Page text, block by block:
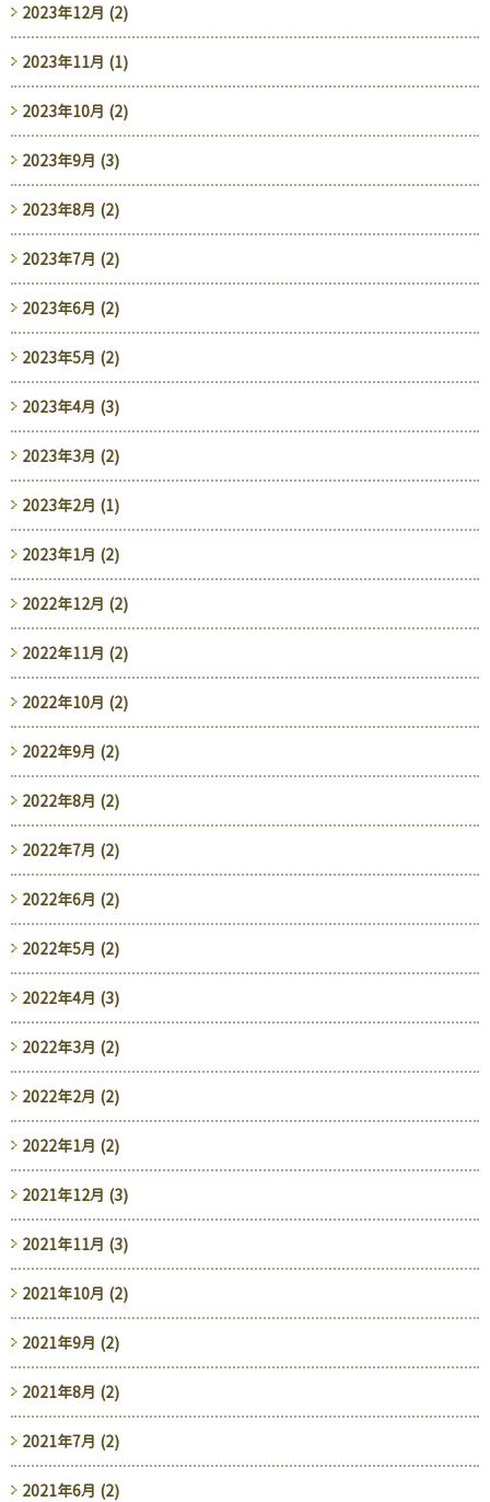
2023年12月 (2)
2023年11月 (1)
2023年10月 (2)
2023年9月 (3)
2023年8月 (2)
2023年7月 (2)
2023年6月 (2)
2023年5月 (2)
2023年4月 (3)
2023年3月 (2)
2023年2月 (1)
2023年1月 (2)
2022年12月 (2)
2022年11月 (2)
2022年10月 (2)
2022年9月 (2)
2022年8月 (2)
2022年7月 (2)
2022年6月 (2)
2022年5月 (2)
2022年4月 (3)
2022年3月 (2)
2022年2月 (2)
2022年1月 (2)
2021年12月 (3)
2021年11月 (3)
2021年10月 (2)
2021年9月 (2)
2021年8月 (2)
2021年7月 (2)
2021年6月 (2)